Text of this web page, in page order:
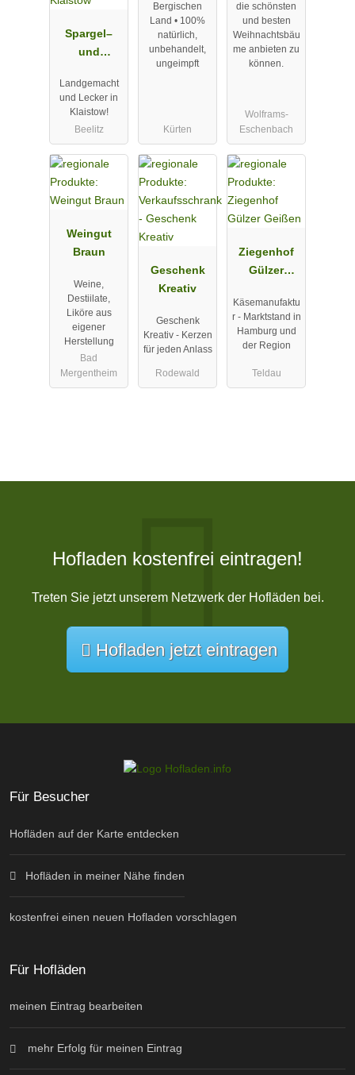
Spargel–
und
Klaistow
Landgemacht
und Lecker in
Klaistow!
Beelitz
Bergischen
Land • 100%
natürlich,
unbehandelt,
ungeimpft
Kürten
die schönsten
und besten
Weihnachtsbäu
me anbieten zu
können.
Wolframs-
Eschenbach
Weingut
Braun
Weine,
Destiilate,
Liköre aus
eigener
Herstellung
Bad
Mergentheim
Geschenk
Kreativ
Geschenk
Kreativ - Kerzen
für jeden Anlass
Rodewald
Ziegenhof
Gülzer
Käsemanufaktu
r - Marktstand in
Hamburg und
der Region
Teldau
Hofladen kostenfrei eintragen!
Treten Sie jetzt unserem Netzwerk der Hofläden bei.
Hofladen jetzt eintragen
Für Besucher
Hofläden auf der Karte entdecken
Hofläden in meiner Nähe finden
kostenfrei einen neuen Hofladen vorschlagen
Für Hofläden
meinen Eintrag bearbeiten
mehr Erfolg für meinen Eintrag